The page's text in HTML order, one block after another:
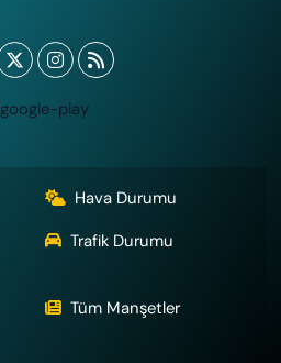
Hava Durumu
Trafik Durumu
Tüm Manşetler